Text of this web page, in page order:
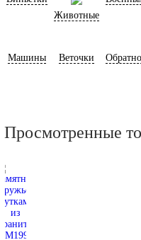
Животные
Машины Веточки
Просмотренные